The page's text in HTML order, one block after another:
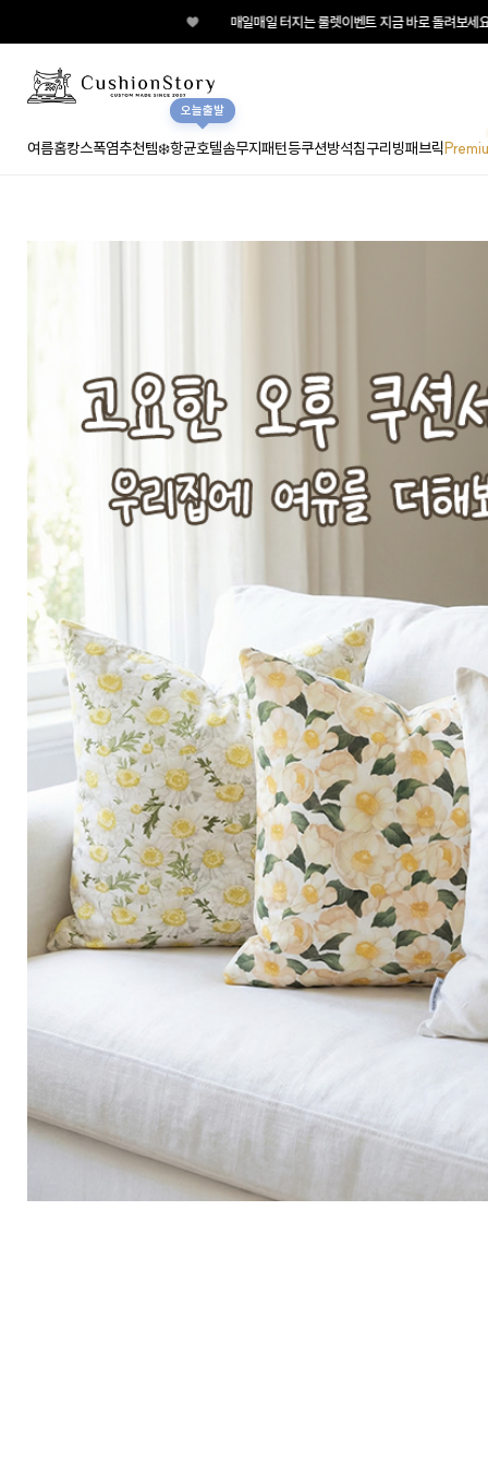
매일매일 터지는 룰렛이벤트 지금 바로 돌려보세요!
여름홈캉스폭염추천템❄️항균호텔솜
오늘출발
무지패턴등쿠션방석침구리빙패브릭